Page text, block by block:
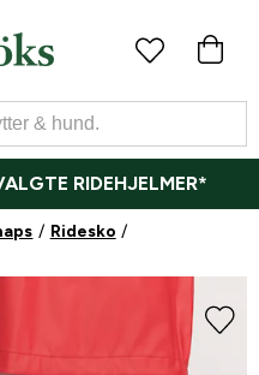
RIDEHJELMER*
Ridesko